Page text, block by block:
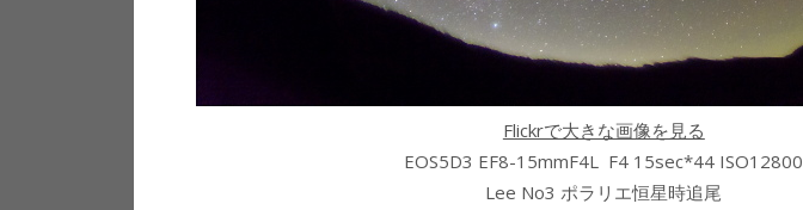
Flickrで大きな画像を見る
EOS5D3 EF8-15mmF4L F4 15sec*44 ISO12800
Lee No3 ポラリエ恒星時追尾